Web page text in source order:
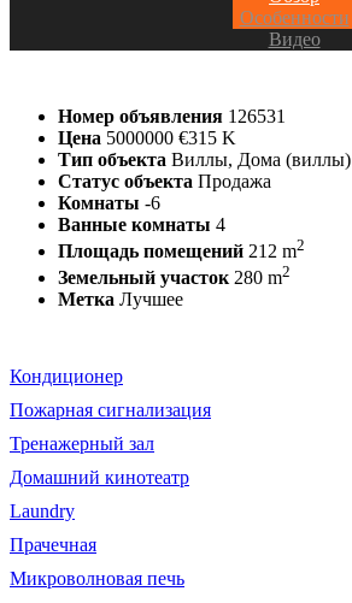
Особенности
Видео
Номер объявления 126531
Цена 5000000 €315 K
Тип объекта Виллы, Дома (виллы)
Статус объекта Продажа
Комнаты -6
Ванные комнаты 4
Площадь помещений 212 m2
Земельный участок 280 m2
Метка Лучшее
Кондиционер
Пожарная сигнализация
Тренажерный зал
Домашний кинотеатр
Laundry
Прачечная
Микроволновая печь